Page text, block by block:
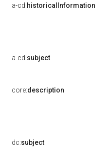
a-cd:historicalInformation
a-cd:subject
core:description
dc:subject